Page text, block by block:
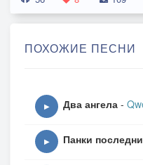
ПОХОЖИЕ ПЕСНИ
▶ Два ангела -
▶ Панки